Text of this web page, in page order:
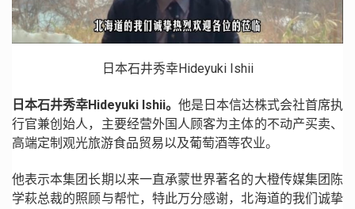
日本石井秀幸Hideyuki Ishii
日本石井秀幸Hideyuki Ishii。 他是日本信达株式会社首席执
行官兼创始人，主要经营外国人顾客为主体的不动产买卖、
高端定制观光旅游食品贸易以及葡萄酒等农业。
他表示本集团长期以来一直承蒙世界著名的大橙传媒集团陈
学萩总裁的照顾与帮忙，特此万分感谢，北海道的我们诚挚